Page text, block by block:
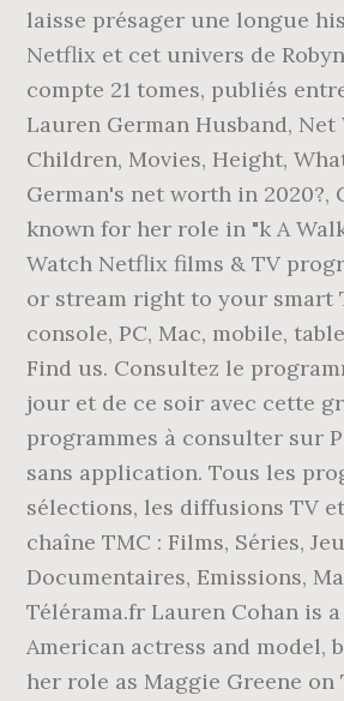
laisse présager une longue
Netflix et cet univers de
compte 21 tomes, publiés
Lauren German Husband, Net
Children, Movies, Height,
German's net worth in 2020?,
known for her role in "k A
Watch Netflix films & TV
or stream right to your smart
console, PC, Mac, mobile,
Find us. Consultez le
jour et de ce soir avec cette
programmes à consulter sur
sans application. Tous les
sélections, les diffusions TV
chaîne TMC : Films, Séries,
Documentaires, Emissions,
Télérama.fr Lauren Cohan is
American actress and model,
her role as Maggie Greene on